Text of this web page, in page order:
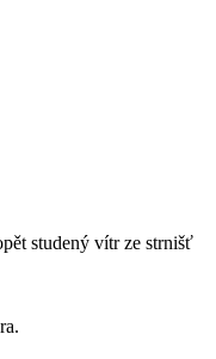
studený vítr ze strnišť